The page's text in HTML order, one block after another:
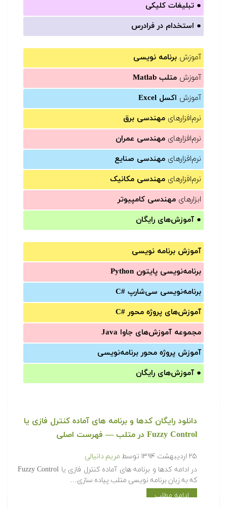
● تبلیغات کلیکی
● استخدام در فرادرس
آموزش برنامه نویسی
آموزش متلب Matlab
آموزش اکسل Excel
نرم‌افزارهای مهندسی برق
نرم‌افزارهای مهندسی عمران
نرم‌افزارهای مهندسی صنایع
نرم‌افزارهای مهندسی مکانیک
ابزارهای مهندسی کامپیوتر
● آموزش‌های رایگان
آموزش برنامه نویسی
برنامه‌نویسی پایتون Python
برنامه‌‌نویسی سی‌شارپ C#‎
آموزش‌های پروژه محور #C
مجموعه آموزش‌های جاوا Java
آموزش‌ پروژه محور برنامه‌نویسی
● آموزش‌های رایگان
‫‫دانلود رایگان کدها و برنامه های آماده کنترل فازی یا
Fuzzy Control در متلب‬‬ — فهرست اصلی
۲۵ اردیبهشت ۱۳۹۴ توسط مریم دانیالی
‫در ادامه کدها و برنامه های آماده کنترل فازی یا Fuzzy Control
که به زبان برنامه نویسی متلب پیاده سازی…
ادامه مطلب